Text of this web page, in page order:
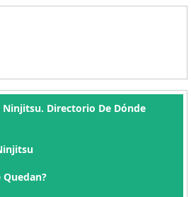
Ninjitsu. Directorio De Dónde
Quedan?